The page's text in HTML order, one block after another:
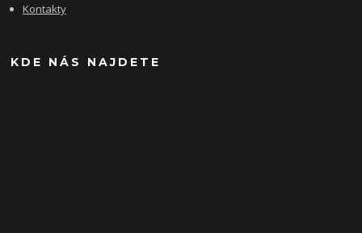
Kontakty
KDE NÁS NAJDETE